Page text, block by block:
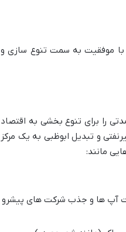
با موفقیت به سمت تنوع سازی و
را برای تنوع بخشی به اقتصاد
و تبدیل ابوظبی به یک مرکز
مانند:
آپ ها و جذب شرکت های پیشرو